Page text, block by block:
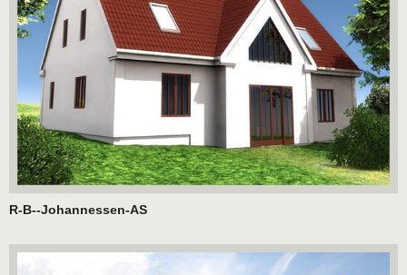
R-B--Johannessen-AS